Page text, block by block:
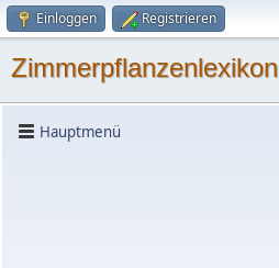
Einloggen Registrieren
Zimmerpflanzenlexikon
Hauptmenü